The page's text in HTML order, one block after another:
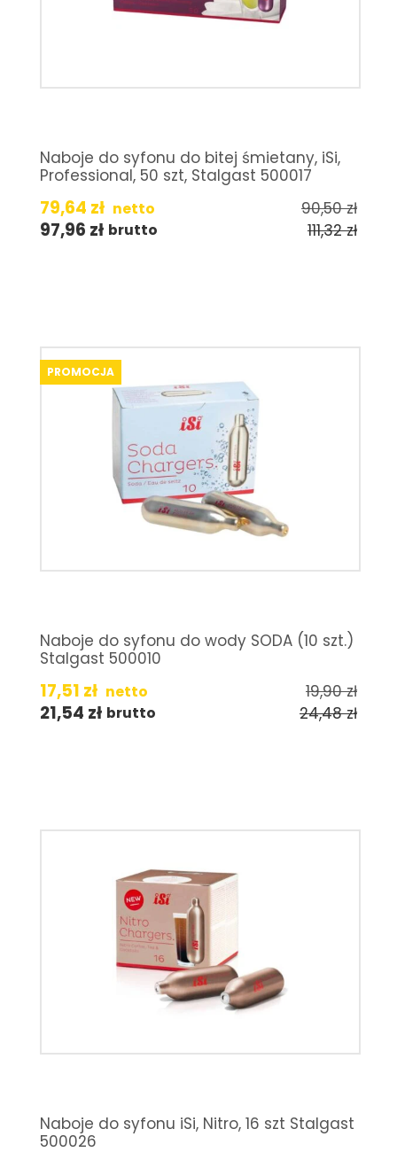
Naboje do syfonu do bitej śmietany, iSi,
Professional, 50 szt, Stalgast 500017
79,64 zł netto 90,50zł
97,96 zł brutto 111,32zł
PROMOCJA
Naboje do syfonu do wody SODA (10 szt.)
Stalgast 500010
17,51 zł netto 19,90zł
21,54 zł brutto 24,48zł
Naboje do syfonu iSi, Nitro, 16 szt Stalgast
500026